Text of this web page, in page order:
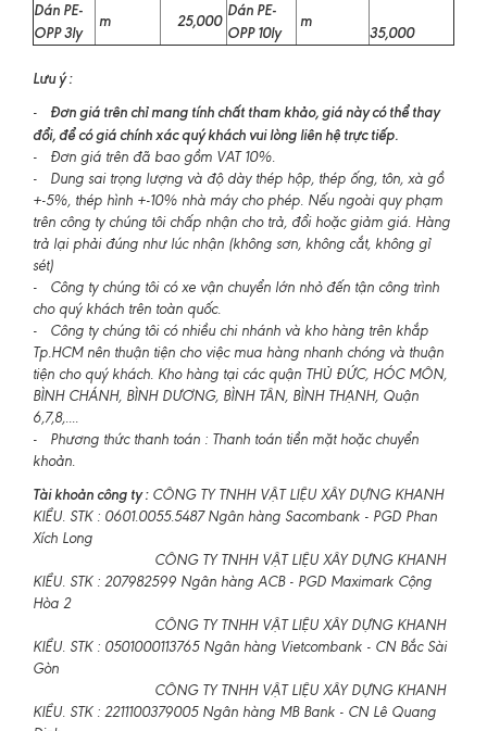
Dán PE-
OPP 3ly
m 25,000
Dán PE-
OPP 10ly
m
35,000
Lưu ý :
- Đơn giá trên chỉ mang tính chất tham khảo, giá này có thể thay
đổi, để có giá chính xác quý khách vui lòng liên hệ trực tiếp.
- Đơn giá trên đã bao gồm VAT 10%.
- Dung sai trọng lượng và độ dày thép hộp, thép ống, tôn, xà gồ
+-5%, thép hình +-10% nhà máy cho phép. Nếu ngoài quy phạm
trên công ty chúng tôi chấp nhận cho trả, đổi hoặc giảm giá. Hàng
trả lại phải đúng như lúc nhận (không sơn, không cắt, không gỉ
sét)
- Công ty chúng tôi có xe vận chuyển lớn nhỏ đến tận công trình
cho quý khách trên toàn quốc.
- Công ty chúng tôi có nhiều chi nhánh và kho hàng trên khắp
Tp.HCM nên thuận tiện cho việc mua hàng nhanh chóng và thuận
tiện cho quý khách. Kho hàng tại các quận THỦ ĐỨC, HÓC MÔN,
BÌNH CHÁNH, BÌNH DƯƠNG, BÌNH TÂN, BÌNH THẠNH, Quận
6,7,8,....
- Phương thức thanh toán : Thanh toán tiền mặt hoặc chuyển
khoản.
Tài khoản công ty :CÔNG TY TNHH VẬT LIỆU XÂY DỰNG KHANH
KIỀU. STK : 0601.0055.5487 Ngân hàng Sacombank - PGD Phan
Xích Long
CÔNG TY TNHH VẬT LIỆU XÂY DỰNG KHANH
KIỀU. STK : 207982599 Ngân hàng ACB - PGD Maximark Cộng
Hòa 2
CÔNG TY TNHH VẬT LIỆU XÂY DỰNG KHANH
KIỀU. STK : 0501000113765 Ngân hàng Vietcombank - CN Bắc Sài
Gòn
CÔNG TY TNHH VẬT LIỆU XÂY DỰNG KHANH
KIỀU. STK : 2211100379005 Ngân hàng MB Bank - CN Lê Quang